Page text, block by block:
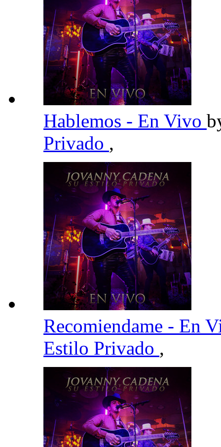
Hablemos - En Vivo
Privado ,
Recomiendame - En
Estilo Privado ,